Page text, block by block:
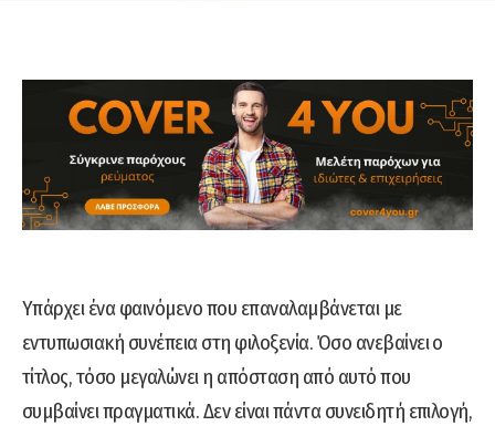
Υπάρχει ένα φαινόμενο που επαναλαμβάνεται με
εντυπωσιακή συνέπεια στη φιλοξενία. Όσο ανεβαίνει ο
τίτλος, τόσο μεγαλώνει η απόσταση από αυτό που
συμβαίνει πραγματικά. Δεν είναι πάντα συνειδητή επιλογή,